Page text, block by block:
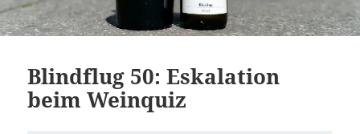
Blindflug 50: Eskalation
beim Weinquiz